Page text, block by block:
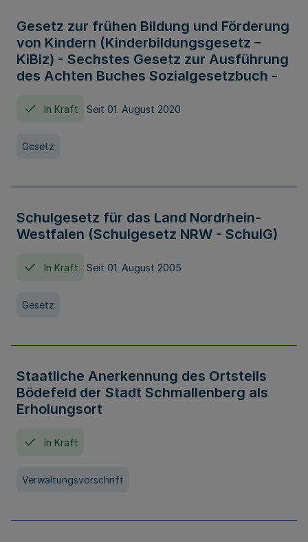
Gesetz zur frühen Bildung und Förderung
von Kindern (Kinderbildungsgesetz –
KiBiz) - Sechstes Gesetz zur Ausführung
des Achten Buches Sozialgesetzbuch -
In Kraft Seit 01. August 2020
Gesetz
Schulgesetz für das Land Nordrhein-
Westfalen (Schulgesetz NRW - SchulG)
In Kraft Seit 01. August 2005
Gesetz
Staatliche Anerkennung des Ortsteils
Bödefeld der Stadt Schmallenberg als
Erholungsort
In Kraft
Verwaltungsvorschrift